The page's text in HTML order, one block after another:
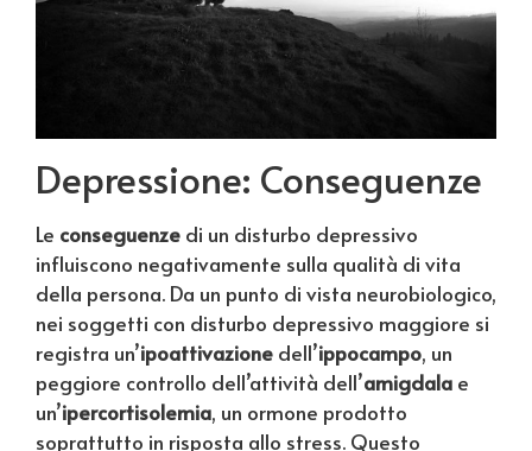
Depressione: Conseguenze
Le conseguenze di un disturbo depressivo
influiscono negativamente sulla qualità di vita
della persona. Da un punto di vista neurobiologico,
nei soggetti con disturbo depressivo maggiore si
registra un’ipoattivazione dell’ippocampo, un
peggiore controllo dell’attività dell’amigdala e
un’ipercortisolemia, un ormone prodotto
soprattutto in risposta allo stress. Questo